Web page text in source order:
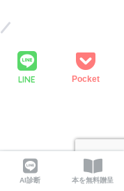
LINE Pocket
AI診断 本を無料贈呈